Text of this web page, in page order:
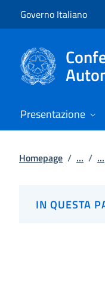
Governo Italiano
Presentazione
Homepage / ... / ...
IN QUESTA